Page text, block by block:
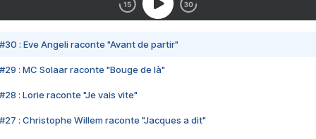
#30 : Eve Angeli raconte "Avant de partir"
#29 : MC Solaar raconte "Bouge de là"
#28 : Lorie raconte "Je vais vite"
#27 : Christophe Willem raconte "Jacques a dit"